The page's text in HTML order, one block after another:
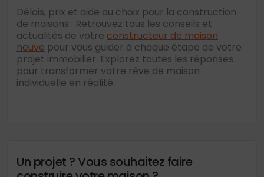
Délais, prix et aide au choix pour la construction
de maisons : Retrouvez tous les conseils et
actualités de votre constructeur de maison
neuve pour vous guider à chaque étape de votre
projet immobilier. Explorez toutes les réponses
pour transformer votre rêve de maison
individuelle en réalité.
Un projet ? Vous souhaitez faire